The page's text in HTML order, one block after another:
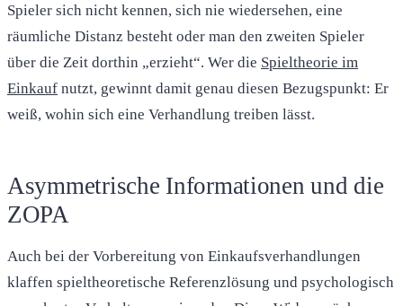
Spieler sich nicht kennen, sich nie wiedersehen, eine
räumliche Distanz besteht oder man den zweiten Spieler
über die Zeit dorthin „erzieht“. Wer die Spieltheorie im
Einkauf nutzt, gewinnt damit genau diesen Bezugspunkt: Er
weiß, wohin sich eine Verhandlung treiben lässt.
Asymmetrische Informationen und die
ZOPA
Auch bei der Vorbereitung von Einkaufsverhandlungen
klaffen spieltheoretische Referenzlösung und psychologisch